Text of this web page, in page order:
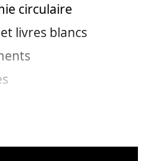
circulaire
livres blancs